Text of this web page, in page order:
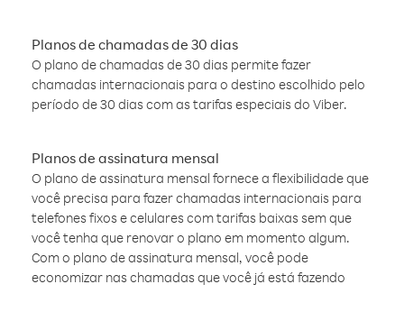
Planos de chamadas de 30 dias
O plano de chamadas de 30 dias permite fazer
chamadas internacionais para o destino escolhido pelo
período de 30 dias com as tarifas especiais do Viber.
Planos de assinatura mensal
O plano de assinatura mensal fornece a flexibilidade que
você precisa para fazer chamadas internacionais para
telefones fixos e celulares com tarifas baixas sem que
você tenha que renovar o plano em momento algum.
Com o plano de assinatura mensal, você pode
economizar nas chamadas que você já está fazendo